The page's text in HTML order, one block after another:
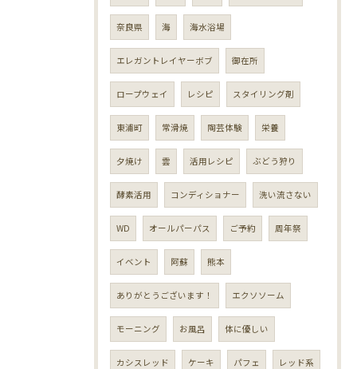
奈良県 海 海水浴場
エレガントレイヤーボブ 御在所
ロープウェイ レシピ スタイリング剤
東浦町 常滑焼 陶芸体験 栄養
夕焼け 雲 活用レシピ ぶどう狩り
酵素活用 コンディショナー 洗い流さない
WD オールパーパス ご予約 周年祭
イベント 阿蘇 熊本
ありがとうございます！ エクソソーム
モーニング お風呂 体に優しい
カシスレッド ケーキ パフェ レッド系